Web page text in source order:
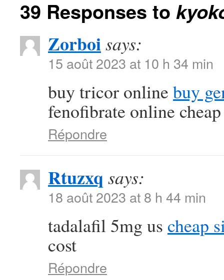
39 Responses to
Zorboisays:
15 août 2023 at 10 h 34 min
buy tricor online buy
fenofibrate online cheap
Répondre
Rtuzxq says:
18 août 2023 at 8 h 44 min
tadalafil 5mg us cheap
cost
Répondre